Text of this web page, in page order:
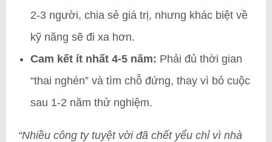
2-3 người, chia sẻ giá trị, nhưng khác biệt về
kỹ năng sẽ đi xa hơn.
Cam kết ít nhất 4-5 năm: Phải đủ thời gian
“thai nghén” và tìm chỗ đứng, thay vì bỏ cuộc
sau 1-2 năm thử nghiệm.
“Nhiều công ty tuyệt vời đã chết yểu chỉ vì nhà